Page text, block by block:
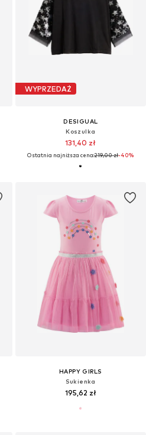
WYPRZEDAŻ
DESIGUAL
Koszulka
131,40 zł
Ostatnia najniższa cena:219,00 zł-40%
HAPPY GIRLS
Sukienka
195,62 zł